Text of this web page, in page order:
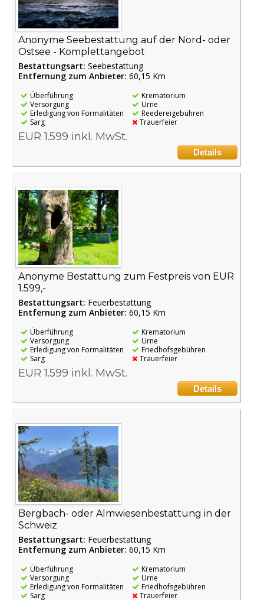
Anonyme Seebestattung auf der Nord- oder
Ostsee - Komplettangebot
Bestattungsart: Seebestattung
Entfernung zum Anbieter: 60,15 Km
Überführung
Versorgung
Erledigung von Formalitäten
Sarg
Krematorium
Urne
Reedereigebühren
Trauerfeier
EUR 1.599 inkl. MwSt.
Details
Anonyme Bestattung zum Festpreis von EUR
1.599,-
Bestattungsart: Feuerbestattung
Entfernung zum Anbieter: 60,15 Km
Überführung
Versorgung
Erledigung von Formalitäten
Sarg
Krematorium
Urne
Friedhofsgebühren
Trauerfeier
EUR 1.599 inkl. MwSt.
Details
Bergbach- oder Almwiesenbestattung in der
Schweiz
Bestattungsart: Feuerbestattung
Entfernung zum Anbieter: 60,15 Km
Überführung
Versorgung
Erledigung von Formalitäten
Sarg
Krematorium
Urne
Friedhofsgebühren
Trauerfeier